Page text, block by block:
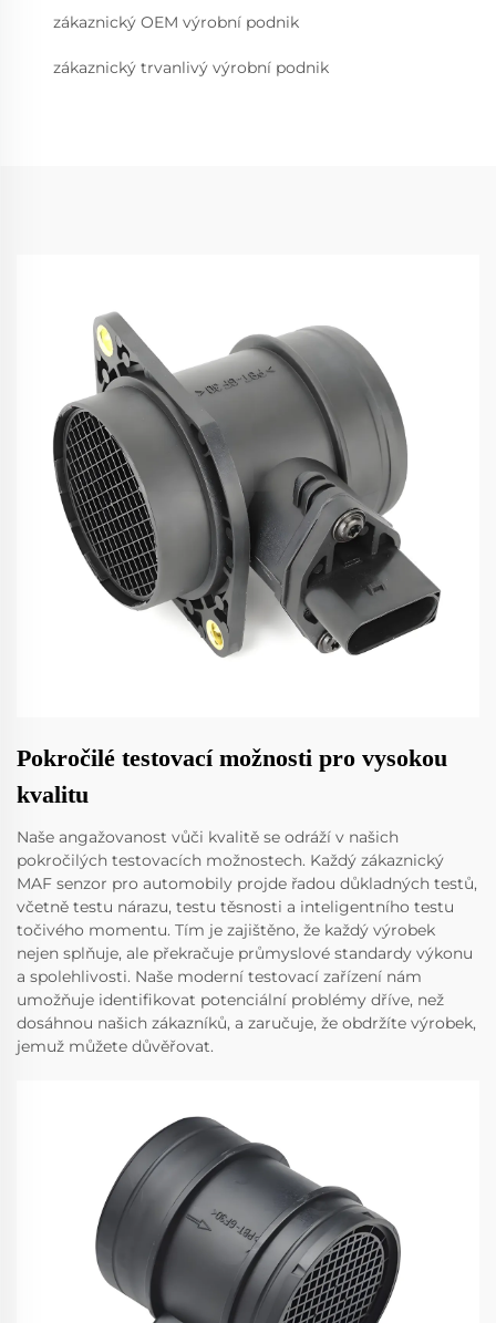
zákaznický OEM výrobní podnik
zákaznický trvanlivý výrobní podnik
Pokročilé testovací možnosti pro vysokou
kvalitu
Naše angažovanost vůči kvalitě se odráží v našich
pokročilých testovacích možnostech. Každý zákaznický
MAF senzor pro automobily projde řadou důkladných testů,
včetně testu nárazu, testu těsnosti a inteligentního testu
točivého momentu. Tím je zajištěno, že každý výrobek
nejen splňuje, ale překračuje průmyslové standardy výkonu
a spolehlivosti. Naše moderní testovací zařízení nám
umožňuje identifikovat potenciální problémy dříve, než
dosáhnou našich zákazníků, a zaručuje, že obdržíte výrobek,
jemuž můžete důvěřovat.